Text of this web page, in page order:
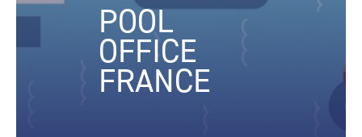
POOL
OFFICE
FRANCE